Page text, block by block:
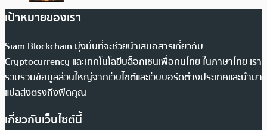
เป้าหมายของเรา
Siam Blockchain มุ่งมั่นที่จะช่วยนำเสนอสารเกี่ยวกับ
Cryptocurrency และเทคโนโลยีบล็อกเชนเพื่อคนไทย ในภาษาไทย เรา
รวบรวมข้อมูลส่วนใหญ่จากเว็บไซต์และเว็บบอร์ดต่างประเทศและนำมา
แปลส่งตรงถึงฟีดคุณ
เกี่ยวกับเว็บไซต์นี้